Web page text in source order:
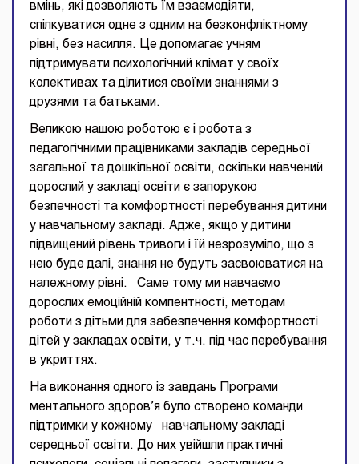
вмінь, які дозволяють їм взаємодіяти,
спілкуватися одне з одним на безконфліктному
рівні, без насилля. Це допомагає учням
підтримувати психологічний клімат у своїх
колективах та ділитися своїми знаннями з
друзями та батьками.
Великою нашою роботою є і робота з
педагогічними працівниками закладів середньої
загальної та дошкільної освіти, оскільки навчений
дорослий у закладі освіти є запорукою
безпечності та комфортності перебування дитини
у навчальному закладі. Адже, якщо у дитини
підвищений рівень тривоги і їй незрозуміло, що з
нею буде далі, знання не будуть засвоюватися на
належному рівні. Саме тому ми навчаємо
дорослих емоційній компентності, методам
роботи з дітьми для забезпечення комфортності
дітей у закладах освіти, у т.ч. під час перебування
в укриттях.
На виконання одного із завдань Програми
ментального здоров’я було створено команди
підтримки у кожному навчальному закладі
середньої освіти. До них увійшли практичні